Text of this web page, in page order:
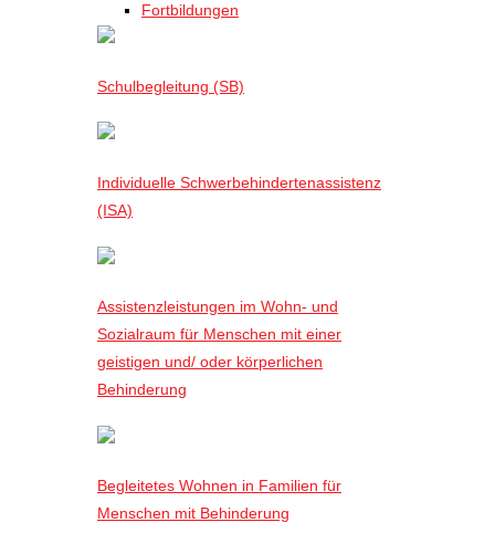
Fortbildungen
Schulbegleitung (SB)
Individuelle Schwerbehindertenassistenz
(ISA)
Assistenzleistungen im Wohn- und
Sozialraum für Menschen mit einer
geistigen und/ oder körperlichen
Behinderung
Begleitetes Wohnen in Familien für
Menschen mit Behinderung